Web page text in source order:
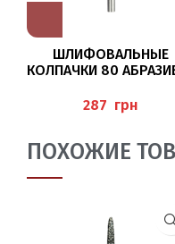
ШЛИФОВАЛЬНЫЕ
КОЛПАЧКИ ​​80
грн
ПОХОЖИЕ